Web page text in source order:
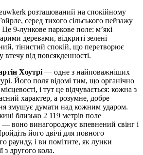
розташований на спокійному
серед тихого сільського пейзажу
9-лункове паркове поле: м’які
деревами, відкриті зелені
тінистий спокій, що перетворює
втечу від повсякденності.
Хоутрі — одне з найповажніших
Його поля відомі тим, що органічно
і тут це відчувається: кожна з
характер, а розумне, добре
змушує думати над кожним ударом.
близько 2 119 метрів поле
— воно винагороджує впевнений свінг і
його двічі для повного
раунду, і ви помітите, як лунки
з другого кола.